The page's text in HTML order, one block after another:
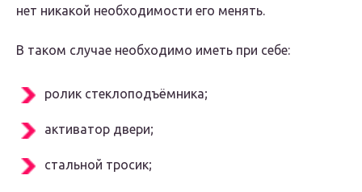
нет никакой необходимости его менять.
В таком случае необходимо иметь при себе:
ролик стеклоподъёмника;
активатор двери;
стальной тросик;